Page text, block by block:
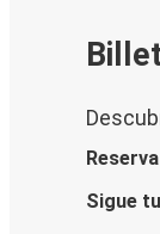
Sigue